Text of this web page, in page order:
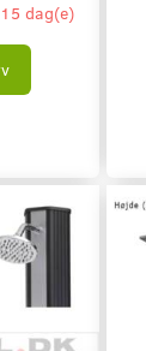
dag(e)